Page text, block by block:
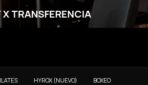
TRANSFERENCIA
HYROX (NUEVO) BOXEO